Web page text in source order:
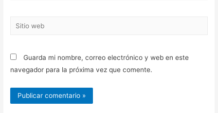
Sitio
Guarda mi nombre, correo electrónico y web en este
navegador para la próxima vez que comente.